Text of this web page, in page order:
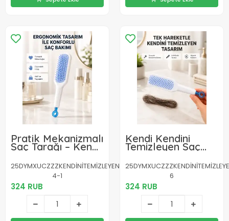
Pratik Mekanizmalı
Saç Tarağı – Kendi
Kendini Temizler,
Taşınabilir
25DYMXUCZZZKENDİNİTEMİZLEYENTARAKKKK-
4-1
324 RUB
Kendi Kendini
Temizleyen Saç
Tarağı – Anti-
Statik, Silikon
Uçlu, ABS
Malzeme, 22x4 cm
6
324 RUB